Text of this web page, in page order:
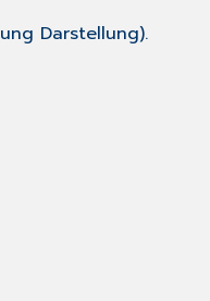
Darstellung).